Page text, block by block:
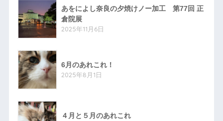
あをによし奈良の夕焼けノー加工 第77回 正
倉院展
2025年11月6日
6月のあれこれ！
2025年8月1日
４月と５月のあれこれ